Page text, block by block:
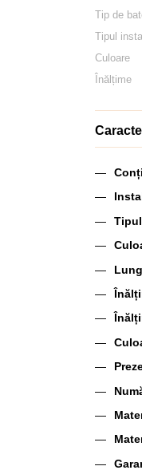
Tip de
Tipul
Culoare
Înălțime